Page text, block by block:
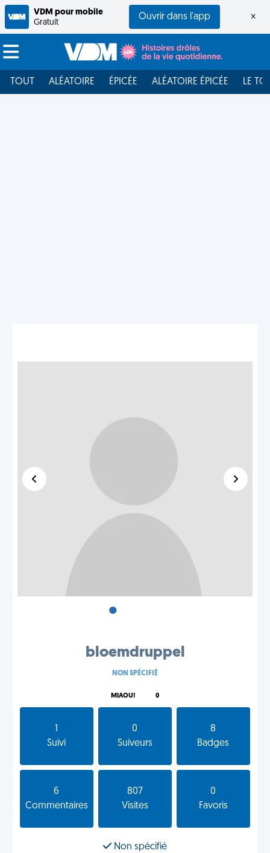
VDM pour mobile
Gratuit
Ouvrir dans l'app ×
TOUT ALÉATOIRE ÉPICÉE ALÉATOIRE ÉPICÉE LE
•
bloemdruppel
NON SPÉCIFIÉ
MIAOU! 0
Suivi
0
Suiveurs
8
Badges
6
Commentaires
807
Visites
0
Favoris
Non spécifié